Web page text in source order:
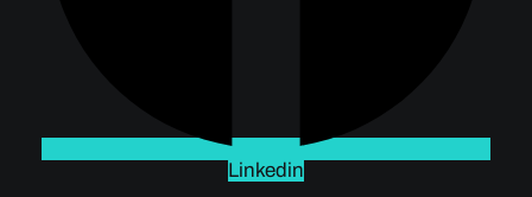
Linkedin